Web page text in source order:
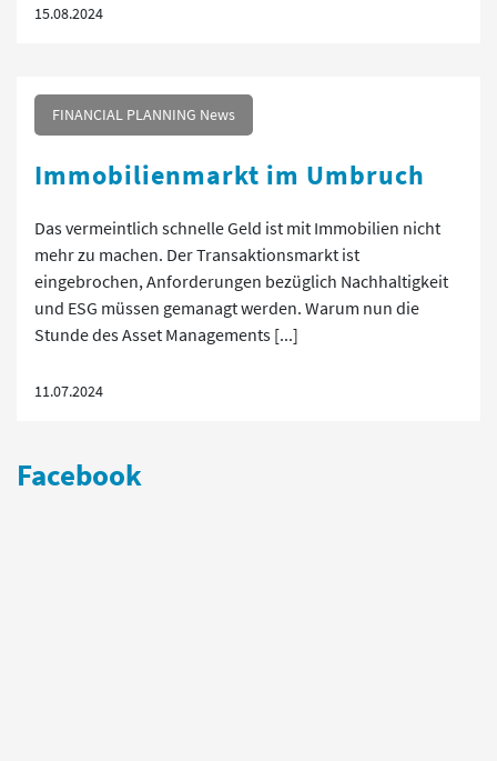
15.08.2024
FINANCIAL PLANNING News
Immobilienmarkt im Umbruch
Das vermeintlich schnelle Geld ist mit Immobilien nicht
mehr zu machen. Der Transaktionsmarkt ist
eingebrochen, Anforderungen bezüglich Nachhaltigkeit
und ESG müssen gemanagt werden. Warum nun die
Stunde des Asset Managements [...]
11.07.2024
Facebook